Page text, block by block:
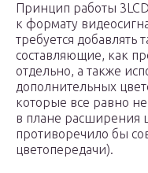
Принцип работы
к формату
требуется добавлять
составляющие, как
отдельно, а также
дополнительных
которые все равно
в плане расширения
противоречило бы
цветопередачи).